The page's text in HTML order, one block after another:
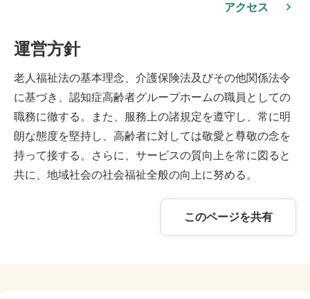
アクセス
運営方針
老人福祉法の基本理念、介護保険法及びその他関係法令
に基づき、認知症高齢者グループホームの職員としての
職務に徹する。また、服務上の諸規定を遵守し、常に明
朗な態度を堅持し、高齢者に対しては敬愛と尊敬の念を
持って接する。さらに、サービスの質向上を常に図ると
共に、地域社会の社会福祉全般の向上に努める。
このページを共有